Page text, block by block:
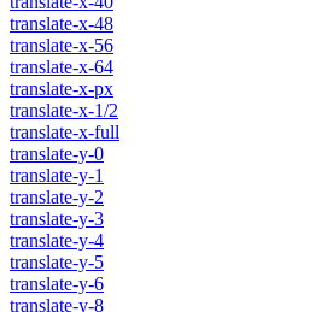
translate-x-48
translate-x-56
translate-x-64
translate-x-px
translate-x-1/2
translate-x-full
translate-y-0
translate-y-1
translate-y-2
translate-y-3
translate-y-4
translate-y-5
translate-y-6
translate-y-8